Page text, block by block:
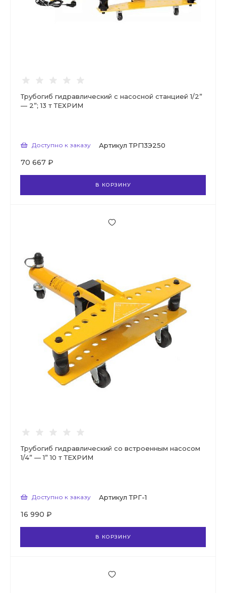
Трубогиб гидравлический с насосной станцией 1/2”
— 2”; 13 т ТЕХРИМ
Доступно к заказу Артикул ТРГ13Э250
70 667 ₽
В КОРЗИНУ
Трубогиб гидравлический со встроенным насосом
1/4” — 1” 10 т ТЕХРИМ
Доступно к заказу Артикул ТРГ-1
16 990 ₽
В КОРЗИНУ